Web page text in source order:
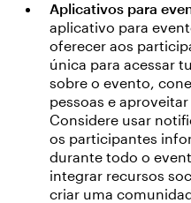
Aplicativos para
aplicativo para
oferecer aos
única para acessar
sobre o evento,
pessoas e
Considere usar
os participantes
durante todo o
integrar recursos
criar uma